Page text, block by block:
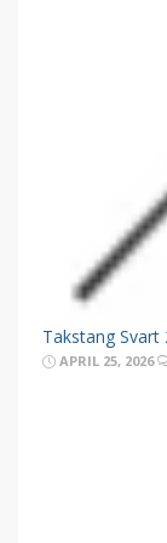
Takstang Svart
APRIL 25, 2026